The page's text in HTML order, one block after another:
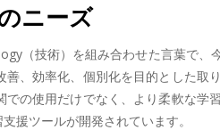
ニーズ
（技術）を組み合わせた言葉で
、効率化、個別化を目的とした
の使用だけでなく、より柔軟な
援ツールが開発されています。